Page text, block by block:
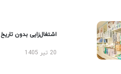
اشتغال‌زایی بدون تاریخ
20 تیر 1405